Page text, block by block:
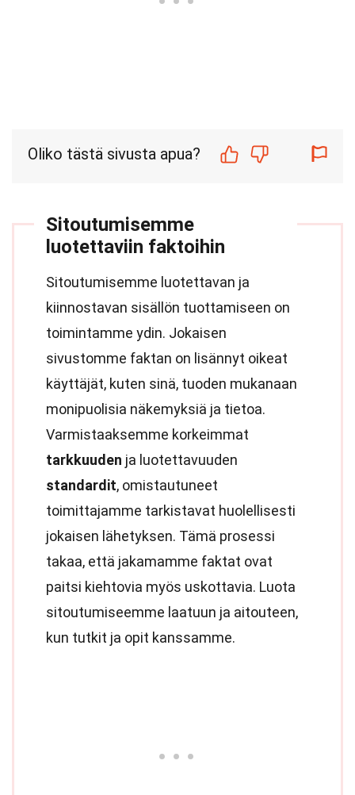
Oliko tästä sivusta apua?
Sitoutumisemme
luotettaviin faktoihin
Sitoutumisemme luotettavan ja
kiinnostavan sisällön tuottamiseen on
toimintamme ydin. Jokaisen
sivustomme faktan on lisännyt oikeat
käyttäjät, kuten sinä, tuoden mukanaan
monipuolisia näkemyksiä ja tietoa.
Varmistaaksemme korkeimmat
tarkkuuden ja luotettavuuden
standardit, omistautuneet
toimittajamme tarkistavat huolellisesti
jokaisen lähetyksen. Tämä prosessi
takaa, että jakamamme faktat ovat
paitsi kiehtovia myös uskottavia. Luota
sitoutumiseemme laatuun ja aitouteen,
kun tutkit ja opit kanssamme.